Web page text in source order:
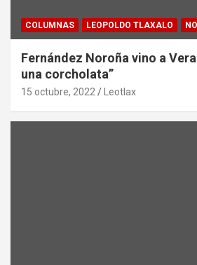
COLUMNAS LEOPOLDO TLAXALO
Fernández Noroña vino a
una corcholata”
15 octubre, 2022 Leotlax